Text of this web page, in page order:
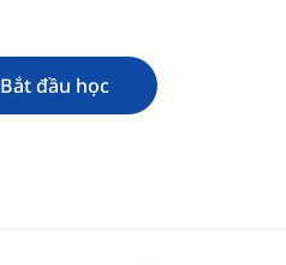
Bắt đầu học